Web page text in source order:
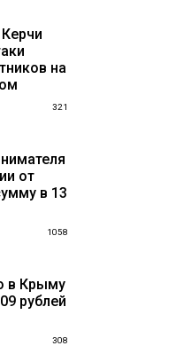
на
321
от
в 13
1058
в Крыму
рублей
308